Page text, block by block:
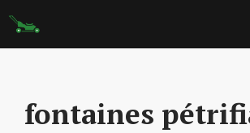
au
fontaines